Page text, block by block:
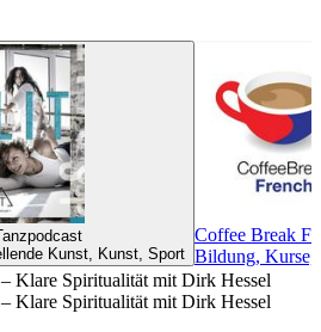
Kunst, Kunst, Sport
Coffee Break
Bildung, Kurse,
Klare Spiritualität mit Dirk Hessel
Klare Spiritualität mit Dirk Hessel